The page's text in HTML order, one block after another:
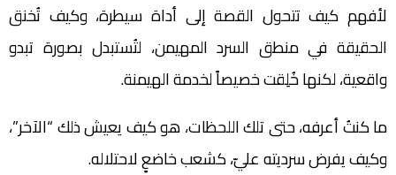
لأفهم كيف تتحول القصة إلى أداة سيطرة، وكيف تُخنق
الحقيقة في منطق السرد المهيمن، لتُستبدل بصورة تبدو
واقعية، لكنها خُلِقت خصيصاً لخدمة الهيمنة.
ما كنتُ أعرفه، حتى تلك اللحظات، هو كيف يعيش ذلك “الآخر”،
وكيف يفرض سرديته عليّ، كشعب خاضعٍ لاحتلاله.